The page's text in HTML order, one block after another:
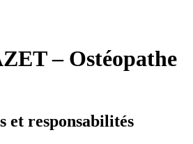
– Ostéopathe
et responsabilités